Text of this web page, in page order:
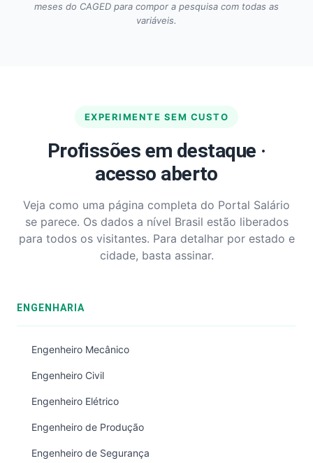
meses do CAGED para compor a pesquisa com todas as
variáveis.
EXPERIMENTE SEM CUSTO
Profissões em destaque ·
acesso aberto
Veja como uma página completa do Portal Salário
se parece. Os dados a nível Brasil estão liberados
para todos os visitantes. Para detalhar por estado e
cidade, basta assinar.
ENGENHARIA
Engenheiro Mecânico
Engenheiro Civil
Engenheiro Elétrico
Engenheiro de Produção
Engenheiro de Segurança